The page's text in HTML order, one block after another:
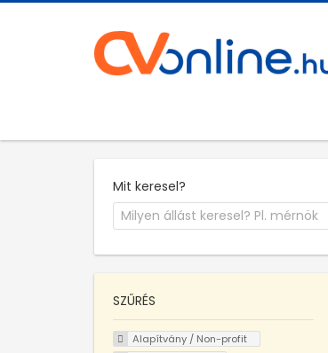
Mit keresel?
SZŰRÉS
Alapítvány / Non-profit